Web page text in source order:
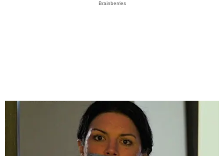
Brainberries